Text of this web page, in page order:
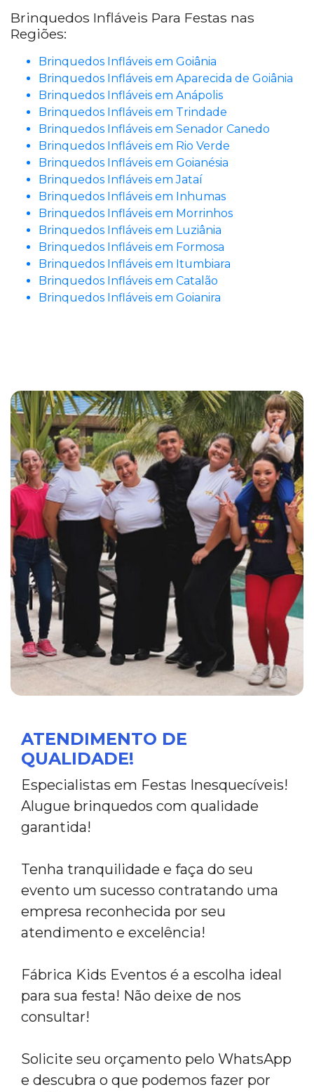
Brinquedos Infláveis Para Festas nas
Regiões:
Brinquedos Infláveis em Goiânia
Brinquedos Infláveis em Aparecida de Goiânia
Brinquedos Infláveis em Anápolis
Brinquedos Infláveis em Trindade
Brinquedos Infláveis em Senador Canedo
Brinquedos Infláveis em Rio Verde
Brinquedos Infláveis em Goianésia
Brinquedos Infláveis em Jataí
Brinquedos Infláveis em Inhumas
Brinquedos Infláveis em Morrinhos
Brinquedos Infláveis em Luziânia
Brinquedos Infláveis em Formosa
Brinquedos Infláveis em Itumbiara
Brinquedos Infláveis em Catalão
Brinquedos Infláveis em Goianira
ATENDIMENTO DE
QUALIDADE!
Especialistas em Festas Inesquecíveis!
Alugue brinquedos com qualidade
garantida!
Tenha tranquilidade e faça do seu
evento um sucesso contratando uma
empresa reconhecida por seu
atendimento e excelência!
Fábrica Kids Eventos é a escolha ideal
para sua festa! Não deixe de nos
consultar!
Solicite seu orçamento pelo WhatsApp
e descubra o que podemos fazer por